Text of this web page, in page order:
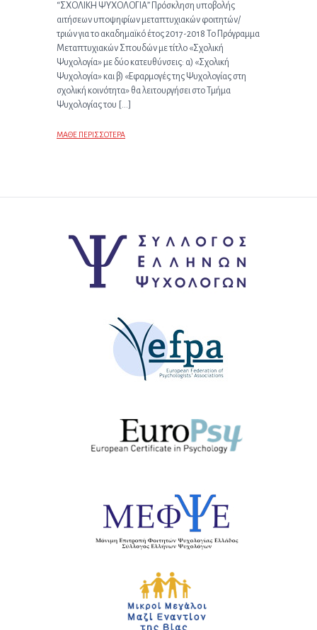
“ΣΧΟΛΙΚΗ ΨΥΧΟΛΟΓΙΑ” Πρόσκληση υποβολής
αιτήσεων υποψηφίων μεταπτυχιακών φοιτητών/
τριών για το ακαδημαϊκό έτος 2017-2018 Το Πρόγραμμα
Μεταπτυχιακών Σπουδών με τίτλο «Σχολική
Ψυχολογία» με δύο κατευθύνσεις: α) «Σχολική
Ψυχολογία» και β) «Εφαρμογές της Ψυχολογίας στη
σχολική κοινότητα» θα λειτουργήσει στο Τμήμα
Ψυχολογίας του […]
ΜΑΘΕ ΠΕΡΙΣΣΟΤΕΡΑ